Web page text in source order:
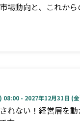
場動向と、これか
08:00 - 2027年12月31日 (
れない！経営層を